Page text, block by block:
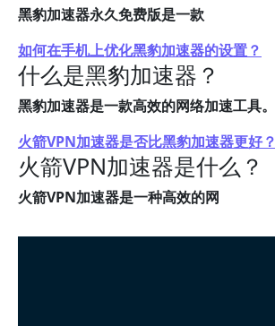
黑豹加速器永久免费版是一款
如何在手机上优化黑豹加速器的设置？
什么是黑豹加速器？
黑豹加速器是一款高效的网络加速工具。
火箭VPN加速器是否比黑豹加速器更好？
火箭VPN加速器是什么？
火箭VPN加速器是一种高效的网